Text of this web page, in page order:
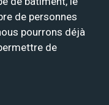
de personnes
pourrons déjà
de